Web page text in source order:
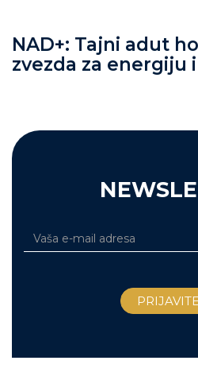
NAD+: Tajni adut
zvezda za energiju